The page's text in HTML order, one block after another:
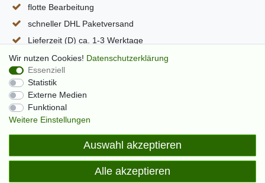
flotte Bearbeitung
schneller DHL Paketversand
Lieferzeit (D) ca. 1-3 Werktage
alle Seiten per SSL verschlüsselt
Wir nutzen Cookies! Daten­schutz­erklärung
Essenziell
Statistik
Externe Medien
Funktional
Weitere Einstellungen
Alle akzeptieren
Auswahl akzeptieren